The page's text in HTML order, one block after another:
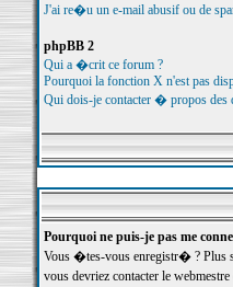
J'ai re�u un e-mail abusif ou de
phpBB 2
Qui a �crit ce forum ?
Pourquoi la fonction X n'est pas
Qui dois-je contacter � propos
Pourquoi ne puis-je pas me
Vous �tes-vous enregistr� ? Plus
vous devriez contacter le